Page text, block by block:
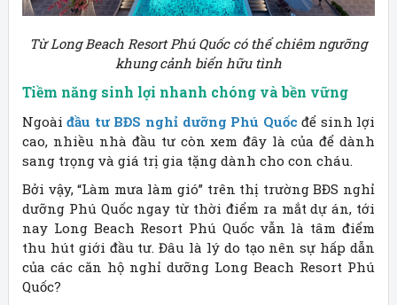
Từ Long Beach Resort Phú Quốc có thể chiêm ngưỡng
khung cảnh biển hữu tình
Tiềm năng sinh lợi nhanh chóng và bền vững
Ngoàiđầu tư BĐS nghỉ dưỡng Phú Quốc để sinh lợi
cao, nhiều nhà đầu tư còn xem đây là của để dành
sang trọng và giá trị gia tặng dành cho con cháu.
Bởi vậy, “Làm mưa làm gió” trên thị trường BĐS nghỉ
dưỡng Phú Quốc ngay từ thời điểm ra mắt dự án, tới
nay Long Beach Resort Phú Quốc vẫn là tâm điểm
thu hút giới đầu tư. Đâu là lý do tạo nên sự hấp dẫn
của các căn hộ nghỉ dưỡng Long Beach Resort Phú
Quốc?